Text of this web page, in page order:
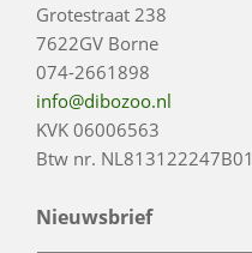
Grotestraat 238
7622GV Borne
074-2661898
info@dibozoo.nl
KVK 06006563
Btw nr. NL813122247B01
Nieuwsbrief